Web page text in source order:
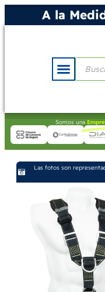
A la
Somos una
Las fotos son